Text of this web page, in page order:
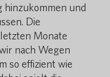
und
Die
Monate
nach Wegen
so effizient wie